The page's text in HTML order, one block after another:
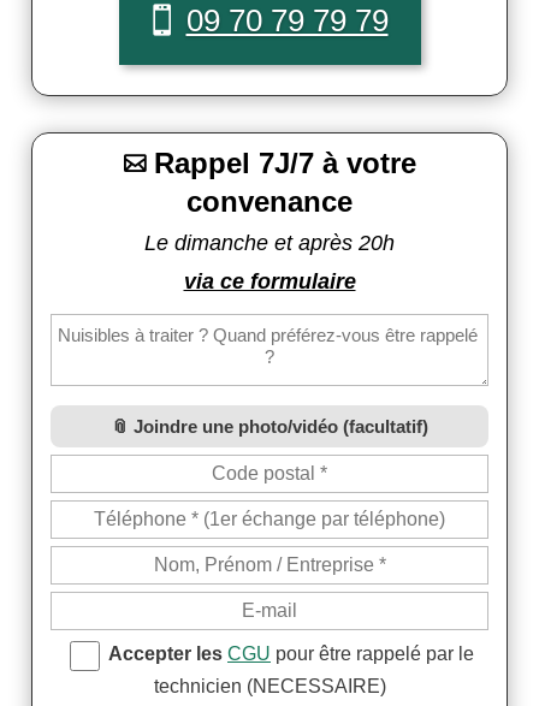
09 70 79 79 79
Rappel 7J/7 à votre
convenance
Le dimanche et après 20h
via ce formulaire
Joindre une photo/vidéo (facultatif)
Accepter les CGU pour être rappelé par le
technicien (NECESSAIRE)